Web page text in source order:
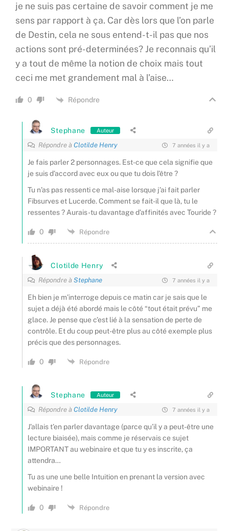
je ne suis pas certaine de savoir comment je me
sens par rapport à ça. Car dès lors que l’on parle
de Destin, cela ne sous entend-t-il pas que nos
actions sont pré-determinées? Je reconnais qu’il
y a tout de même la notion de choix mais tout
ceci me met grandement mal à l’aise…
0 Répondre
Stephane Auteur
Répondre àClotilde Henry 7 années il y a
Je fais parler 2 personnages. Est-ce que cela signifie que
je suis d’accord avec eux ou que tu dois l’être ?
Tu n’as pas ressenti ce mal-aise lorsque j’ai fait parler
Fibsurves et Lucerde. Comment se fait-il que là, tu le
ressentes ? Aurais-tu davantage d’affinités avec Touride ?
0 Répondre
Clotilde Henry
Répondre àStephane 7 années il y a
Eh bien je m’interroge depuis ce matin car je sais que le
sujet a déjà été abordé mais le côté “tout était prévu” me
glace. Je pense que c’est lié à la sensation de perte de
contrôle. Et du coup peut-être plus au côté exemple plus
précis que des personnages.
0 Répondre
Stephane Auteur
Répondre àClotilde Henry 7 années il y a
J’allais t’en parler davantage (parce qu’il y a peut-être une
lecture biaisée), mais comme je réservais ce sujet
IMPORTANT au webinaire et que tu y es inscrite, ça
attendra…
Tu as une une belle Intuition en prenant la version avec
webinaire !
0 Répondre